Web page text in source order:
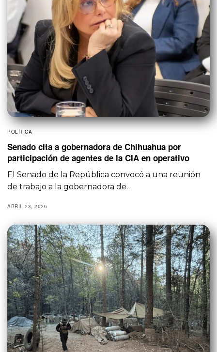
POLÍTICA
Senado cita a gobernadora de Chihuahua por
participación de agentes de la CIA en operativo
El Senado de la República convocó a una reunión
de trabajo a la gobernadora de…
ABRIL 23, 2026